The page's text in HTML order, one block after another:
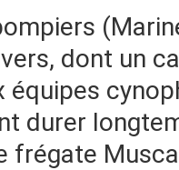
dont un
équipes
durer
frégate